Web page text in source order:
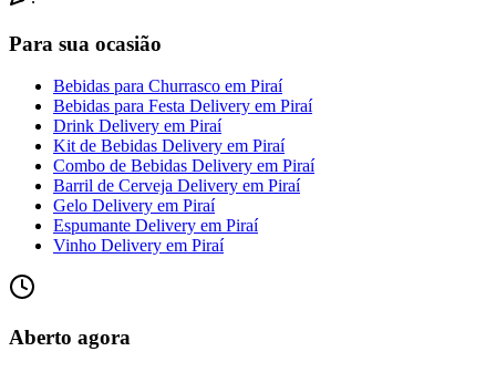
Para sua ocasião
Bebidas para Churrasco em Piraí
Bebidas para Festa Delivery em Piraí
Drink Delivery em Piraí
Kit de Bebidas Delivery em Piraí
Combo de Bebidas Delivery em Piraí
Barril de Cerveja Delivery em Piraí
Gelo Delivery em Piraí
Espumante Delivery em Piraí
Vinho Delivery em Piraí
Aberto agora